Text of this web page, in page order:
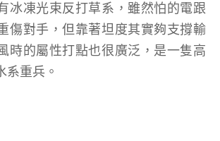
冰凍光束反打草系，雖然怕的電跟
傷對手，但靠著坦度其實夠支撐輸
時的屬性打點也很廣泛，是一隻高
系重兵。